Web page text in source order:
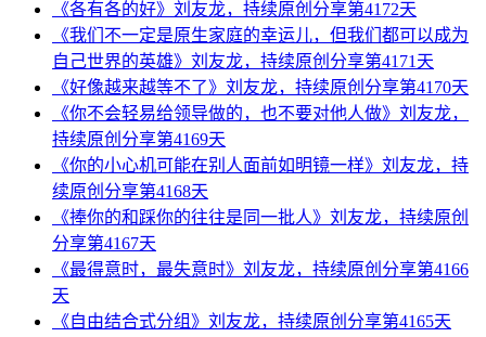
《各有各的好》刘友龙，持续原创分享第4172天
《我们不一定是原生家庭的幸运儿，但我们都可以成为
自己世界的英雄》刘友龙，持续原创分享第4171天
《好像越来越等不了》刘友龙，持续原创分享第4170天
《你不会轻易给领导做的，也不要对他人做》刘友龙，
持续原创分享第4169天
《你的小心机可能在别人面前如明镜一样》刘友龙，持
续原创分享第4168天
《捧你的和踩你的往往是同一批人》刘友龙，持续原创
分享第4167天
《最得意时，最失意时》刘友龙，持续原创分享第4166
天
《自由结合式分组》刘友龙，持续原创分享第4165天